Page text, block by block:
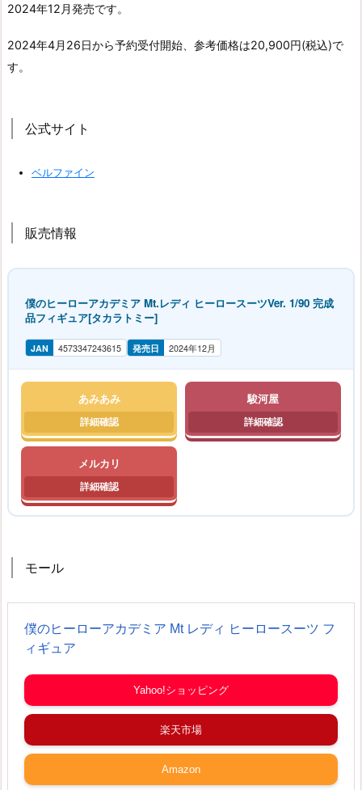
2024年12月発売です。
2024年4月26日から予約受付開始、参考価格は20,900円(税込)で
す。
公式サイト
ベルファイン
販売情報
僕のヒーローアカデミア Mt.レディ ヒーロースーツVer. 1/90 完成
品フィギュア[タカラトミー]
JAN 4573347243615 発売日 2024年12月
あみあみ 駿河屋
メルカリ
モール
僕のヒーローアカデミア Mt レディ ヒーロースーツ フ
ィギュア
Yahoo!ショッピング
楽天市場
Amazon